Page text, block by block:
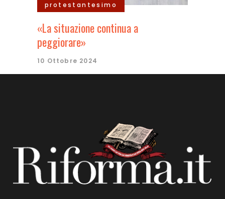
protestantesimo
«La situazione continua a
peggiorare»
10 Ottobre 2024